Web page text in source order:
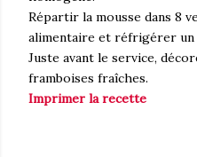
Répartir la mousse dans 8
alimentaire et réfrigérer un
Juste avant le service,
framboises fraîches.
Imprimer la recette